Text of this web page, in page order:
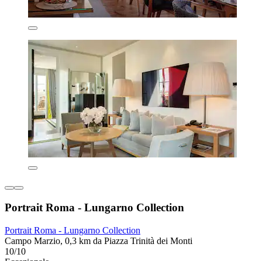
Portrait Roma - Lungarno Collection
Portrait Roma - Lungarno Collection
Campo Marzio, 0,3 km da Piazza Trinità dei Monti
10/10